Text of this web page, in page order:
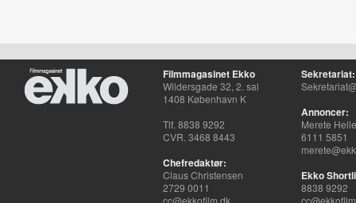
Filmmagasinet Ekko
Wildersgade 32, 2. sal
1408 København K
Tlf. 8838 9292
CVR. 3468 8443
Chefredaktør:
Claus Christensen
2729 0011
cc@ekkofilm.dk
Sekretariat:
Annoncer:
Merete
6111 5851
Ekko
8838 9292